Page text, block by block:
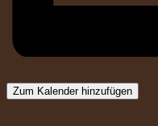
Zum Kalender hinzufügen